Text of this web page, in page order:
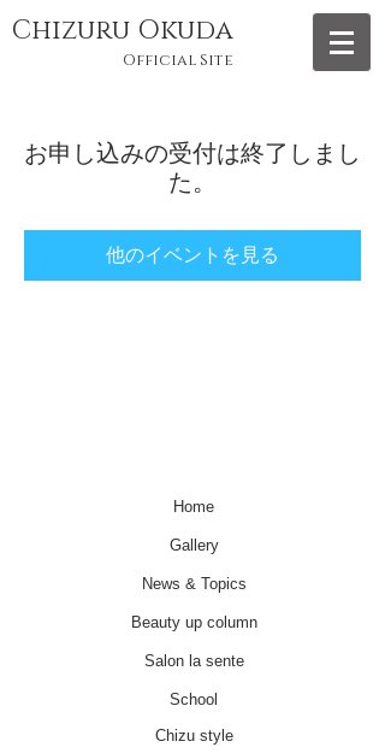
Chizuru Okuda
Official Site
お申し込みの受付は終了しまし
た。
他のイベントを見る
Home
Gallery
News & Topics
Beauty up column
Salon la sente
School
Chizu style